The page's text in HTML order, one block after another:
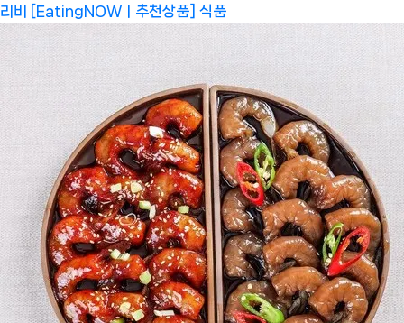
리비 [EatingNOWㅣ추천상품] 식품